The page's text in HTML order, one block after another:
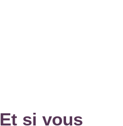
Et si vous